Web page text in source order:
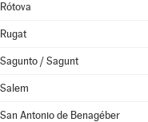
Rótova
Rugat
Sagunto / Sagunt
Salem
San Antonio de Benagéber